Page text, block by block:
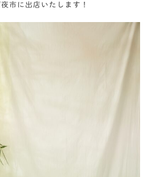
市に出店いたします！